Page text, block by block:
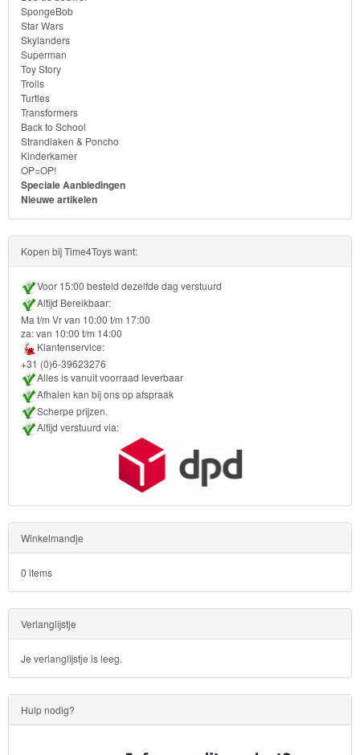
Trolls
Turtles
Transformers
Back
to
School
Strandlaken
Poncho
Kinderkamer
OP=OP!
SpongeBob
Star Wars
Skylanders
Superman
Toy Story
Trolls
Turtles
Transformers
Back to School
Strandlaken & Poncho
Kinderkamer
OP=OP!
Speciale Aanbiedingen
Nieuwe artikelen
Kopen bij Time4Toys want:
Voor 15:00 besteld dezelfde dag verstuurd
Altijd Bereikbaar:
Ma t/m Vr van 10:00 t/m 17:00
za: van 10:00 t/m 14:00
Klantenservice:
+31 (0)6-39623276
Alles is vanuit voorraad leverbaar
Afhalen kan bij ons op afspraak
Scherpe prijzen.
Altijd verstuurd via:
Winkelmandje
0 items
Verlanglijstje
Je verlanglijstje is leeg.
Hulp nodig?